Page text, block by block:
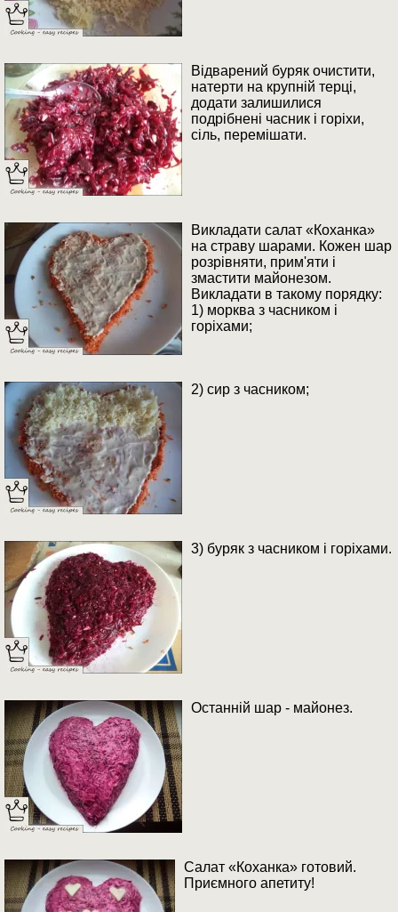
Відварений буряк очистити,
натерти на крупній терці,
додати залишилися
подрібнені часник і горіхи,
сіль, перемішати.
Викладати салат «Коханка»
на страву шарами. Кожен шар
розрівняти, прим'яти і
змастити майонезом.
Викладати в такому порядку:
1) морква з часником і
горіхами;
2) сир з часником;
3) буряк з часником і горіхами.
Останній шар - майонез.
Салат «Коханка» готовий.
Приємного апетиту!